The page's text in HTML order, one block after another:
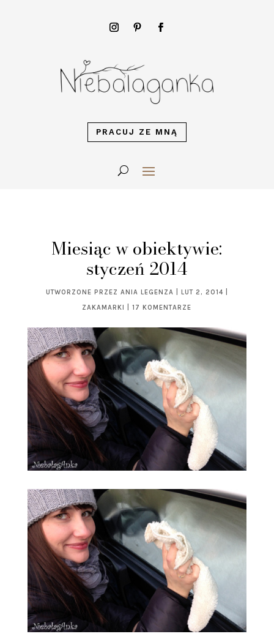
PRACUJ ZE MNĄ
Miesiąc w obiektywie:
styczeń 2014
UTWORZONE PRZEZ ANIA LEGENZA LUT 2, 2014|
ZAKAMARKI
|17 KOMENTARZE